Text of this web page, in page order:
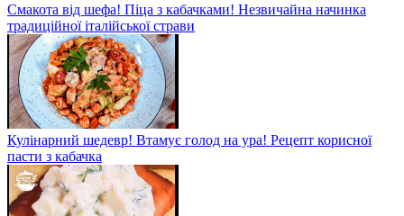
Смакота від шефа! Піца з кабачками! Незвичайна начинка
традиційної італійської страви
Кулінарний шедевр! Втамує голод на ура! Рецепт корисної
пасти з кабачка